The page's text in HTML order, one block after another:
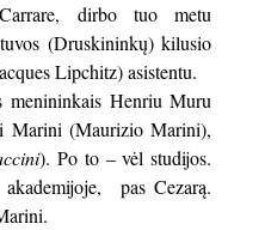
dirbo tuo metu
(Druskininkų) kilusio
Lipchitz) asistentu.
menininkais Henriu Muru
Marini (Maurizio Marini),
). Po to – vėl studijos.
pas Cezarą.